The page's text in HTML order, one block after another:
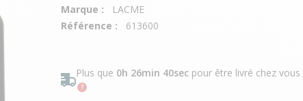
Marque :
LACME
Référence :
613600
Plus que 0h 26min 39secpour être livré chez vous